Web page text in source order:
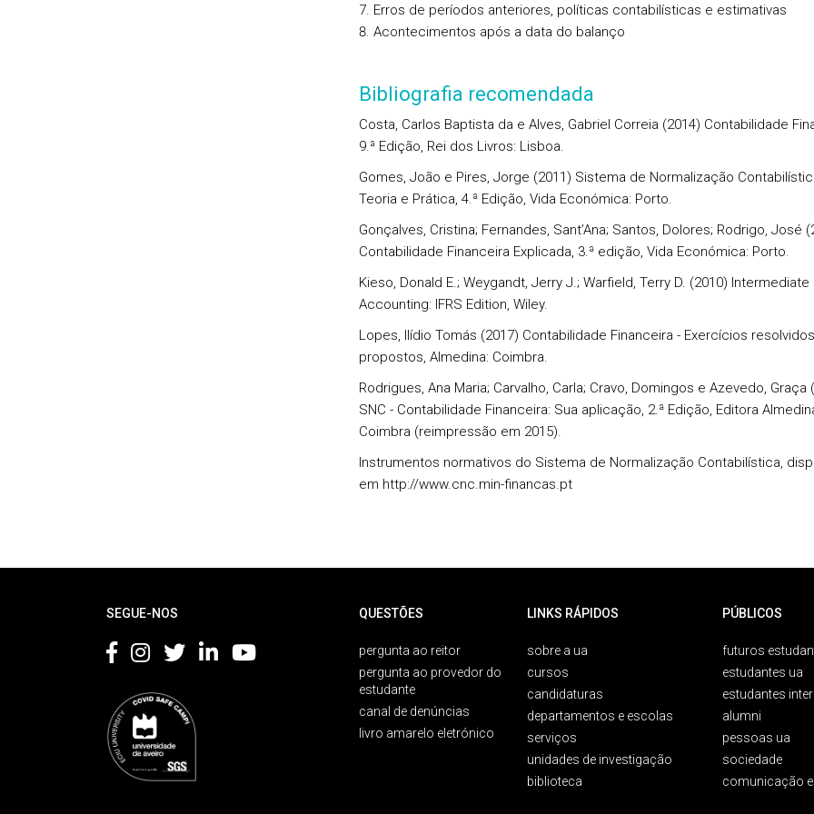
Erros de períodos anteriores, políticas contabilísticas e estimativas
Acontecimentos após a data do balanço
Bibliografia recomendada
Costa, Carlos Baptista da e Alves, Gabriel Correia (2014) Contabilidade
9.ª Edição, Rei dos Livros: Lisboa.
Gomes, João e Pires, Jorge (2011) Sistema de Normalização
Teoria e Prática, 4.ª Edição, Vida Económica: Porto.
Gonçalves, Cristina; Fernandes, Sant’Ana; Santos, Dolores; Rodrigo, José
Contabilidade Financeira Explicada, 3.ª edição, Vida Económica: Porto.
Kieso, Donald E.; Weygandt, Jerry J.; Warfield, Terry D. (2010) Intermediate
Accounting: IFRS Edition, Wiley.
Lopes, Ilídio Tomás (2017) Contabilidade Financeira - Exercícios
propostos, Almedina: Coimbra.
Rodrigues, Ana Maria; Carvalho, Carla; Cravo, Domingos e Azevedo, Graça
SNC - Contabilidade Financeira: Sua aplicação, 2.ª Edição, Editora
Coimbra (reimpressão em 2015).
Instrumentos normativos do Sistema de Normalização Contabilística,
em http://www.cnc.min-financas.pt
SEGUE-NOS QUESTÕES
pergunta ao reitor
pergunta ao provedor do
estudante
canal de denúncias
livro amarelo eletrónico
LINKS RÁPIDOS
sobre a ua
cursos
candidaturas
departamentos e escolas
serviços
unidades de investigação
biblioteca
PÚBLICOS
futuros
estudantes ua
estudantes
alumni
pessoas ua
sociedade
comunicação